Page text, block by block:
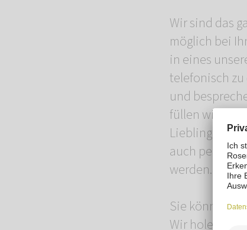
Wir sind das
möglich bei
in eines
telefonisch
und
füllen wir die
Liebling auf
auch
werden.
Sie können
Wir holen